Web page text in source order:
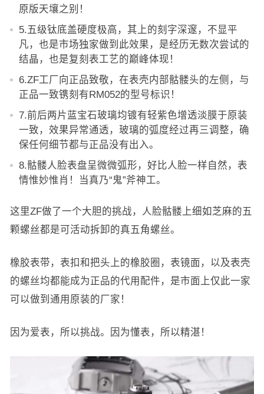
原版天壤之别！
5.五级钛底盖硬度极高，其上的刻字深邃，不显平
凡，也是市场独家做到此效果，是经历无数次尝试的
结晶，也是复刻表工艺的巅峰体现！
6.ZF工厂向正品致敬，在表壳内部骷髅头的左侧，与
正品一致镌刻有RM052的型号标识！
7.前后两片蓝宝石玻璃均镀有轻紫色增透淡膜于原装
一致，效果异常通透，玻璃的弧度经过再三调整，确
保任何细节都与正品没有出入。
8.骷髅人脸表盘呈微微弧形，好比人脸一样自然，表
情惟妙惟肖！当真乃“鬼”斧神工。
这里ZF做了一个大胆的挑战，人脸骷髅上细如芝麻的五
颗螺丝都是可活动拆卸的真五角螺丝。
橡胶表带，表扣和把头上的橡胶圈，表镜面，以及表壳
的螺丝均都能成为正品的代用配件，是市面上仅此一家
可以做到通用原装的厂家！
因为爱表，所以挑战。因为懂表，所以精湛！